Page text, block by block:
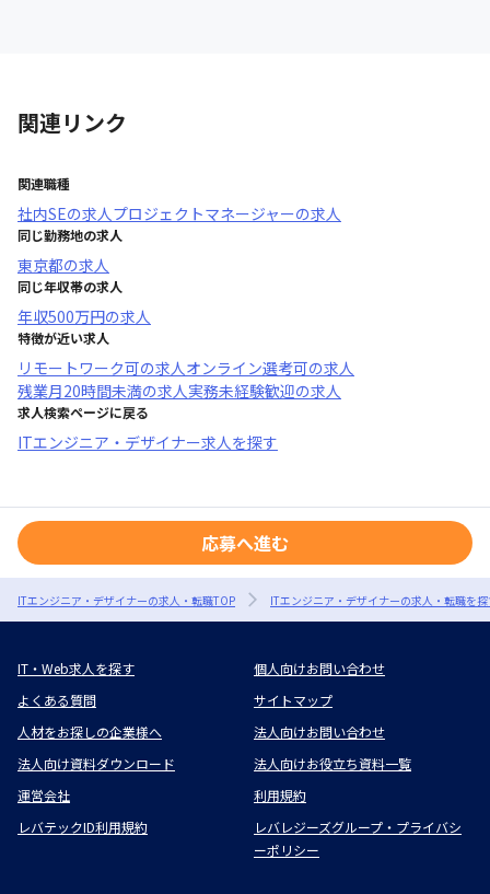
関連リンク
関連職種
社内SEの求人プロジェクトマネージャーの求人
同じ勤務地の求人
東京都の求人
同じ年収帯の求人
年収500万円の求人
特徴が近い求人
リモートワーク可の求人オンライン選考可の求人
残業月20時間未満の求人実務未経験歓迎の求人
求人検索ページに戻る
ITエンジニア・デザイナー求人を探す
応募へ進む
ITエンジニア・デザイナーの求人・転職TOP ITエンジニア・デザイナーの求人・転職を
IT・Web求人を探す
個人向けお問い合わせ
よくある質問
サイトマップ
人材をお探しの企業様へ
法人向けお問い合わせ
法人向け資料ダウンロード
法人向けお役立ち資料一覧
運営会社
利用規約
レバテックID利用規約
レバレジーズグループ・プライバシ
ーポリシー